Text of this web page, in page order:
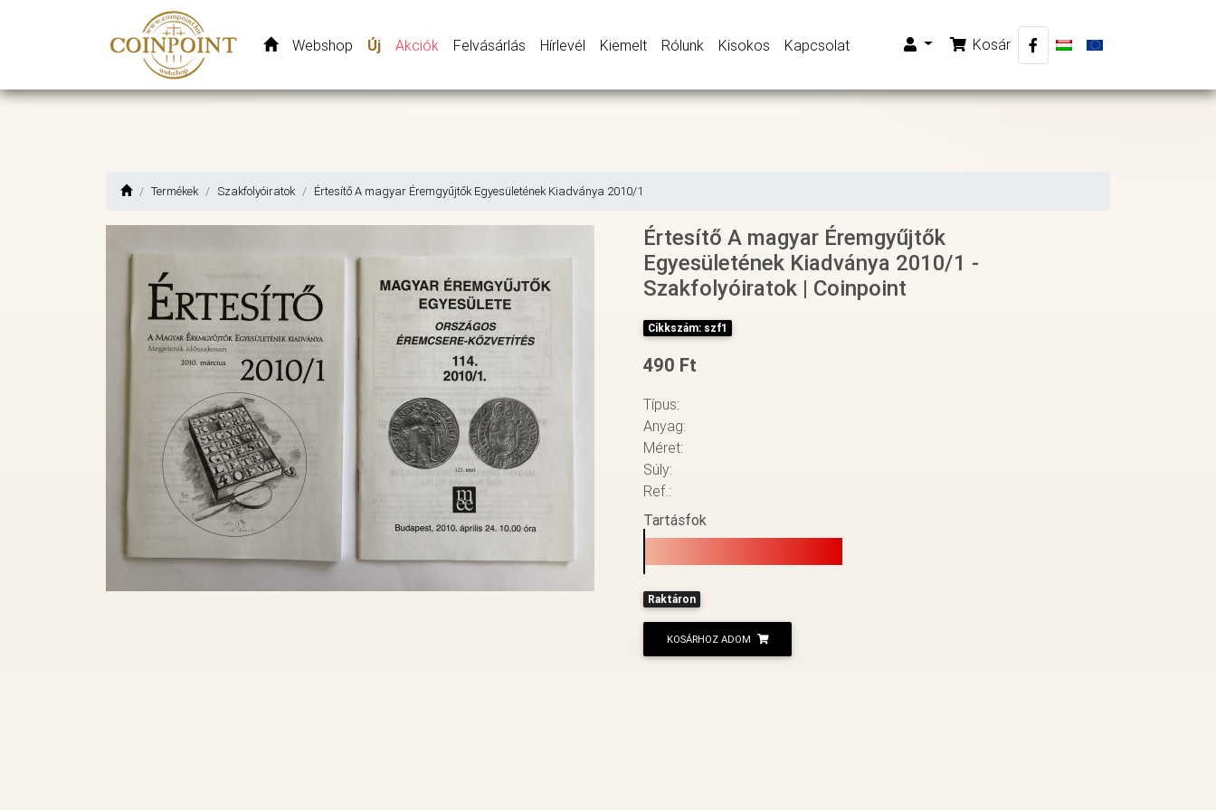
Webshop Új Akciók Felvásárlás Hírlevél Kiemelt Rólunk Kisokos Kapcsolat Kosár
Termékek Szakfolyóiratok Értesítő A magyar Éremgyűjtők Egyesületének Kiadványa 2010/1
Értesítő A magyar Éremgyűjtők
Egyesületének Kiadványa 2010/1 -
Szakfolyóiratok | Coinpoint
Cikkszám: szf1
490 Ft
Típus:
Anyag:
Méret:
Súly:
Ref.:
Tartásfok
Raktáron
KOSÁRHOZ ADOM